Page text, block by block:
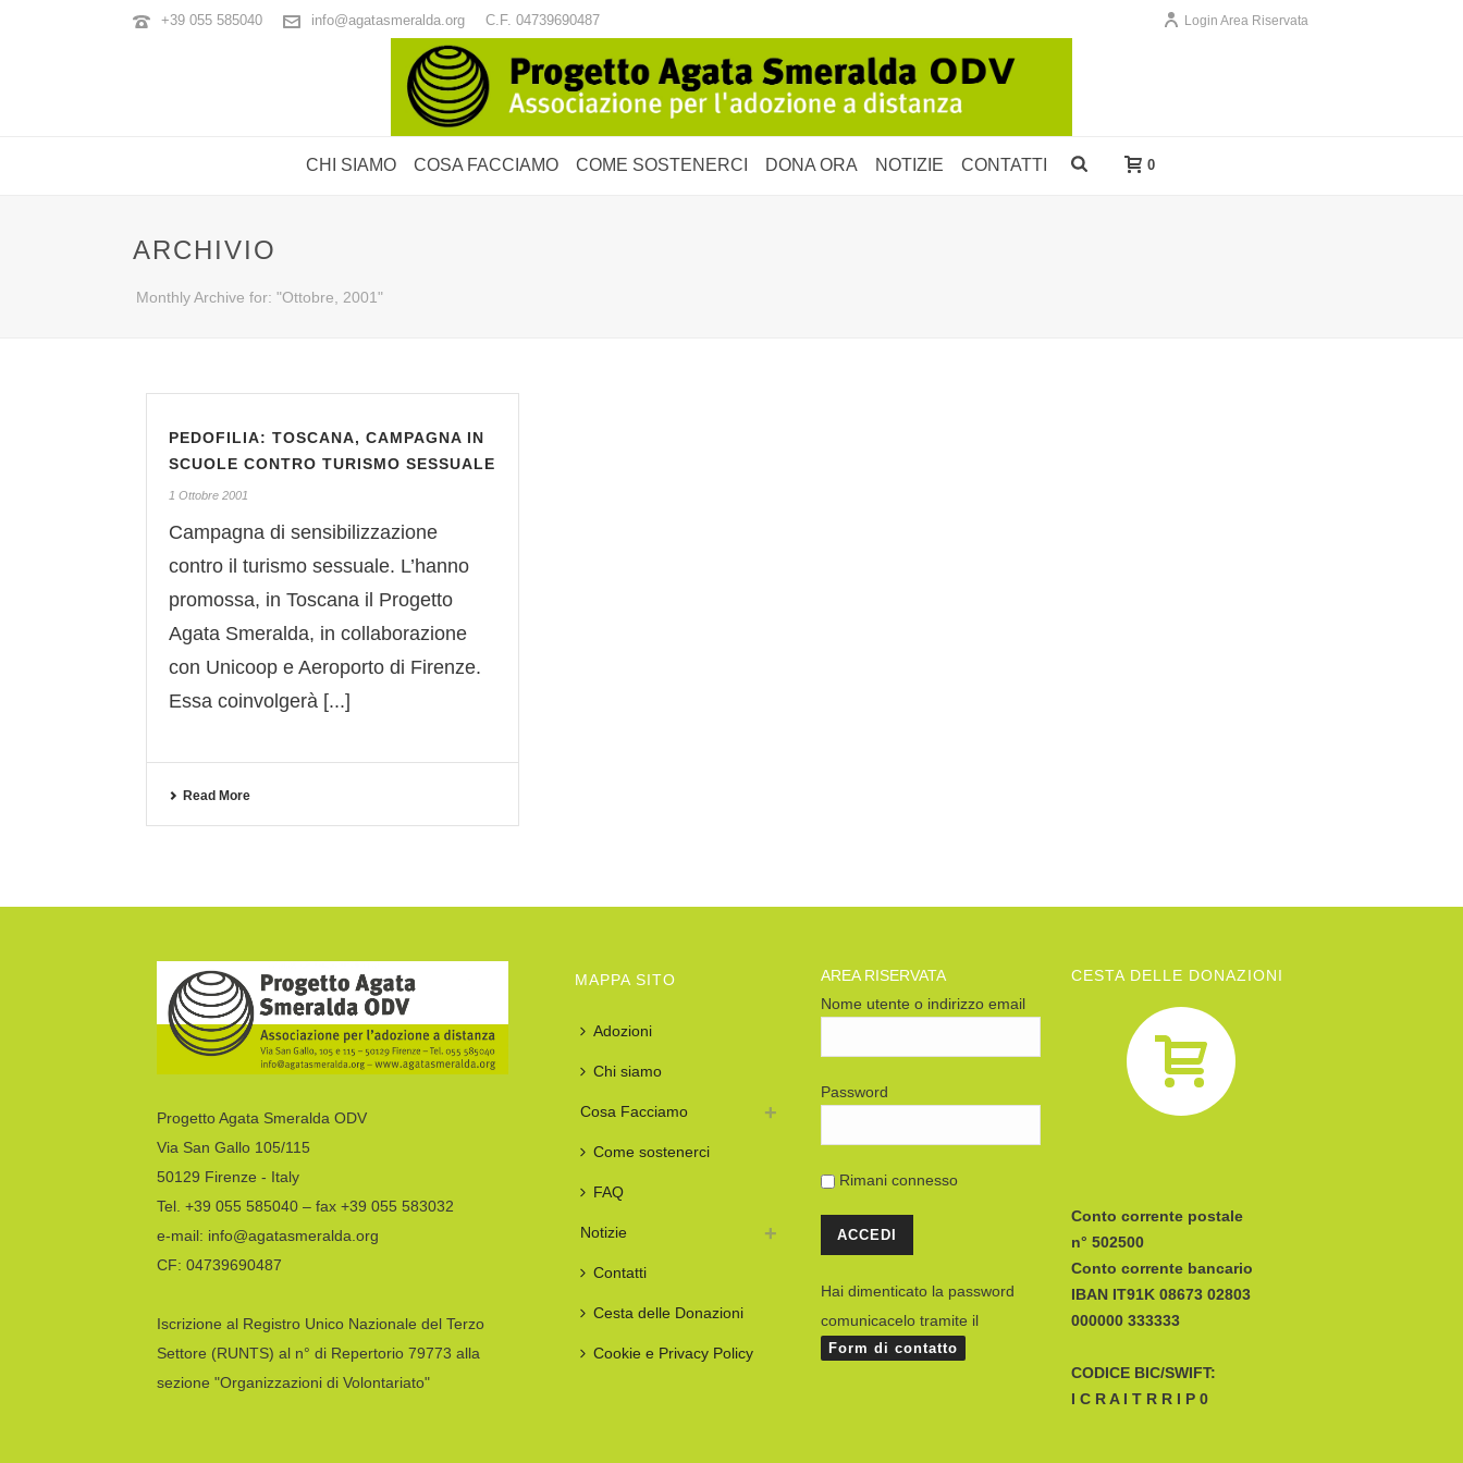
+39 055 585040 info@agatasmeralda.org C.F. 04739690487 Login Area Riservata
CHI SIAMO COSA FACCIAMO COME SOSTENERCI DONA ORA NOTIZIE CONTATTI 0
ARCHIVIO
Monthly Archive for: "Ottobre, 2001"
PEDOFILIA: TOSCANA, CAMPAGNA IN
SCUOLE CONTRO TURISMO SESSUALE
1 Ottobre 2001
Campagna di sensibilizzazione
contro il turismo sessuale. L’hanno
promossa, in Toscana il Progetto
Agata Smeralda, in collaborazione
con Unicoop e Aeroporto di Firenze.
Essa coinvolgerà [...]
Read More
Progetto Agata Smeralda ODV
Via San Gallo 105/115
50129 Firenze - Italy
Tel. +39 055 585040 – fax +39 055 583032
e-mail: info@agatasmeralda.org
CF: 04739690487
Iscrizione al Registro Unico Nazionale del Terzo
Settore (RUNTS) al n° di Repertorio 79773 alla
sezione "Organizzazioni di Volontariato"
MAPPA SITO
Adozioni
Chi siamo
Cosa Facciamo
Come sostenerci
FAQ
Notizie
Contatti
Cesta delle Donazioni
Cookie e Privacy Policy
AREA RISERVATA
Nome utente o indirizzo email
Password
Rimani connesso
Hai dimenticato la password
comunicacelo tramite il
Form di contatto
CESTA DELLE DONAZIONI
Conto corrente postale
n° 502500
Conto corrente bancario
IBAN
CODICE BIC/SWIFT:
I C R A I T R R I P 0